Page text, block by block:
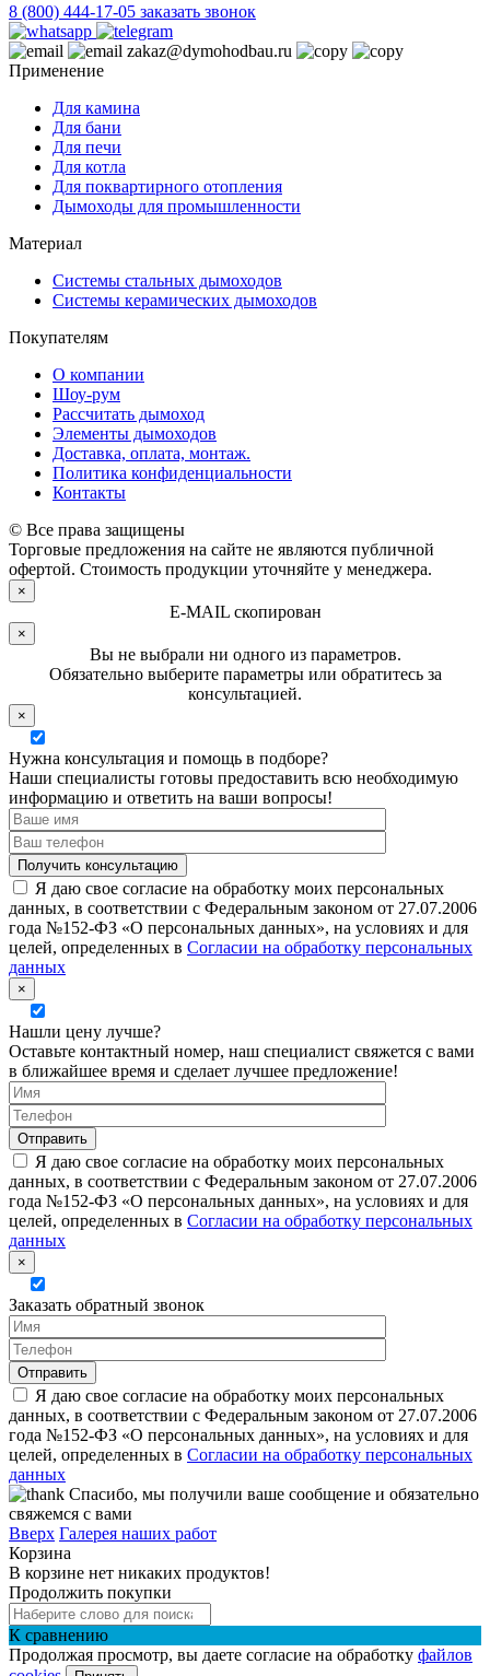
8 (800) 444-17-05 заказать звонок
zakaz@dymohodbau.ru
Применение
Для камина
Для бани
Для печи
Для котла
Для поквартирного отопления
Дымоходы для промышленности
Материал
Системы стальных дымоходов
Системы керамических дымоходов
Покупателям
О компании
Шоу-рум
Рассчитать дымоход
Элементы дымоходов
Доставка, оплата, монтаж.
Политика конфиденциальности
Контакты
© Все права защищены
Торговые предложения на сайте не являются публичной
офертой. Стоимость продукции уточняйте у менеджера.
×
E-MAIL скопирован
×
Вы не выбрали ни одного из параметров.
Обязательно выберите параметры или обратитесь за
консультацией.
×
Нужна консультация и помощь в подборе?
Наши специалисты готовы предоставить всю необходимую
информацию и ответить на ваши вопросы!
Я даю свое согласие на обработку моих персональных
данных, в соответствии с Федеральным законом от 27.07.2006
года №152-ФЗ «О персональных данных», на условиях и для
целей, определенных в Согласии на обработку персональных
данных
×
Нашли цену лучше?
Оставьте контактный номер, наш специалист свяжется с вами
в ближайшее время и сделает лучшее предложение!
Я даю свое согласие на обработку моих персональных
данных, в соответствии с Федеральным законом от 27.07.2006
года №152-ФЗ «О персональных данных», на условиях и для
целей, определенных в Согласии на обработку персональных
данных
×
Заказать обратный звонок
Я даю свое согласие на обработку моих персональных
данных, в соответствии с Федеральным законом от 27.07.2006
года №152-ФЗ «О персональных данных», на условиях и для
целей, определенных в Согласии на обработку персональных
данных
Спасибо, мы получили ваше сообщение и обязательно
свяжемся с вами
Вверх Галерея наших работ
Корзина
В корзине нет никаких продуктов!
Продолжить покупки
К сравнению
Продолжая просмотр, вы даете согласие на обработку файлов